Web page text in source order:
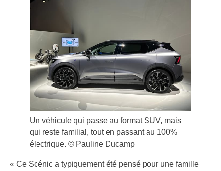
Un véhicule qui passe au format SUV, mais
qui reste familial, tout en passant au 100%
électrique. © Pauline Ducamp
« Ce Scénic a typiquement été pensé pour une famille